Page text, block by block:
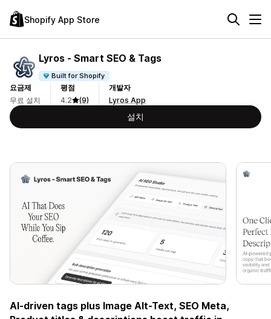
Shopify App Store
Lyros ‑ Smart SEO & Tags
Built for Shopify
요금제
무료 설치
평점
4.2
(9)
개발자
Lyros App
설치
AI-driven tags plus Image Alt-Text, SEO Meta,